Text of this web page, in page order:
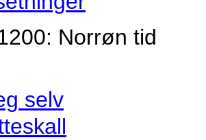
Norrøn tid
selv